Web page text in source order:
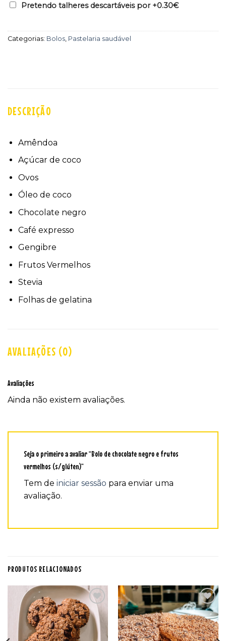
Pretendo talheres descartáveis por +0.30€
Categorias: Bolos Pastelaria saudável
DESCRIÇÃO
Amêndoa
Açúcar de coco
Ovos
Óleo de coco
Chocolate negro
Café expresso
Gengibre
Frutos Vermelhos
Stevia
Folhas de gelatina
AVALIAÇÕES (0)
Avaliações
Ainda não existem avaliações.
Seja o primeiro a avaliar “Bolo de chocolate negro e frutos
vermelhos (s/glúten)”
Tem de iniciar sessão para enviar uma
avaliação.
PRODUTOS RELACIONADOS
Adicionar
aos
favoritos
Adicionar
aos
favoritos